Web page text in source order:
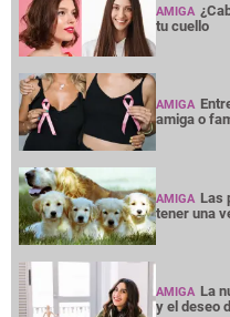
AMIGA
tu cuello
AMIGA
amiga o
AMIGA Las
tener una
AMIGA La
y el deseo